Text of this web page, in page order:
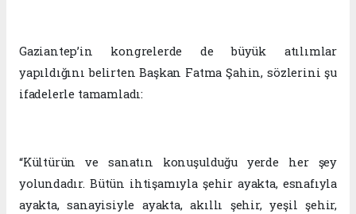
Gaziantep’in kongrelerde de büyük atılımlar
yapıldığını belirten Başkan Fatma Şahin, sözlerini şu
ifadelerle tamamladı:
“Kültürün ve sanatın konuşulduğu yerde her şey
yolundadır. Bütün ihtişamıyla şehir ayakta, esnafıyla
ayakta, sanayisiyle ayakta, akıllı şehir, yeşil şehir,